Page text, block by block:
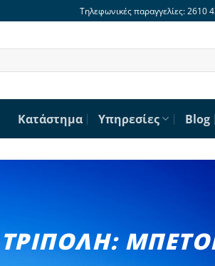
Τηλεφωνικές παραγγελίες: 2610
Κατάστημα Υπηρεσίες Blog
ΤΡΙΠΟΛΗ: